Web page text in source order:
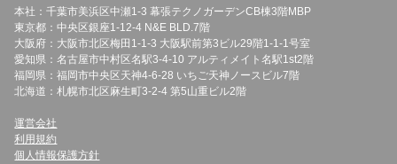
本社：千葉市美浜区中瀬1-3 幕張テクノガーデンCB棟3階MBP
東京都：中央区銀座1-12-4 N&E BLD.7階
大阪府：大阪市北区梅田1-1-3 大阪駅前第3ビル29階1-1-1号室
愛知県：名古屋市中村区名駅3-4-10 アルティメイト名駅1st2階
福岡県：福岡市中央区天神4-6-28 いちご天神ノースビル7階
北海道：札幌市北区麻生町3-2-4 第5山重ビル2階
運営会社
利用規約
個人情報保護方針